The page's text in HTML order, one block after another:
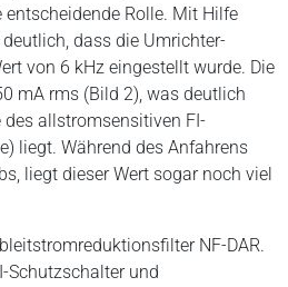
Rolle. Mit Hilfe
dass die Umrichter-
von 6 kHz eingestellt wurde. Die
mA rms (Bild 2), was deutlich
allstromsensitiven FI-
liegt. Während des Anfahrens
liegt dieser Wert sogar noch viel
NF-DAR.
Schutzschalter und